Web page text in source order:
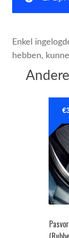
Enkel
hebben,
€